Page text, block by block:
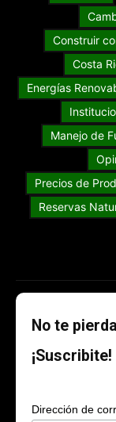
Construir
Costa
Energías
Manejo de
Precios de
Reservas
No te
¡Suscribite!
Dirección de